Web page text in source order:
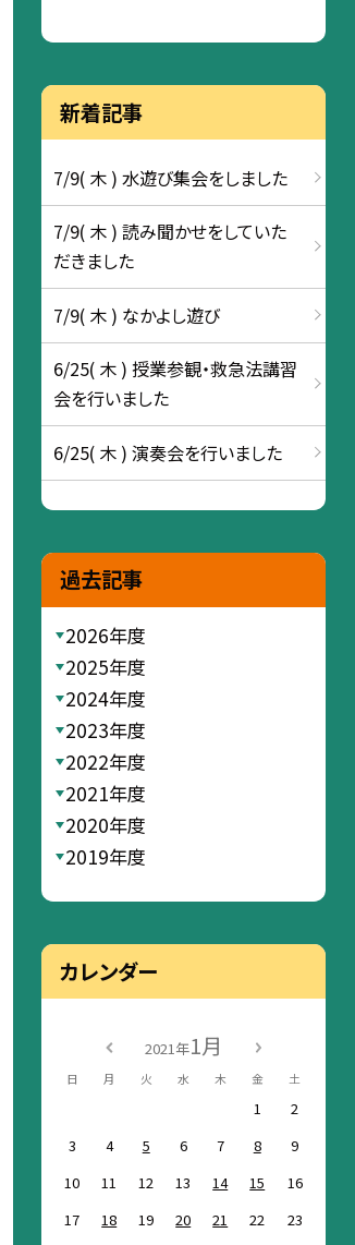
新着記事
7/9( 木 ) 水遊び集会をしました
7/9( 木 ) 読み聞かせをしていた
だきました
7/9( 木 ) なかよし遊び
6/25( 木 ) 授業参観・救急法講習
会を行いました
6/25( 木 ) 演奏会を行いました
過去記事
2026年度
2025年度
2024年度
2023年度
2022年度
2021年度
2020年度
2019年度
カレンダー
2021年1月
日 月 火 水 木 金 土
1
2
3
4 5 6 7 8
9
10
11 12 13 14 15
16
17
18 19 20 21 22
23